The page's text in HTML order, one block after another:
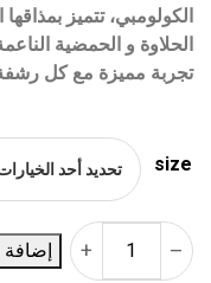
الكولومبي، تتميز
الحلاوة و الحمضية
تجربة مميزة مع كل
size
–
+ إضافة